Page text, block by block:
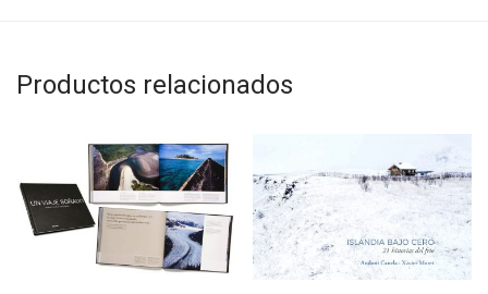
Productos relacionados